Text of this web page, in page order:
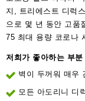
지, 트리에스트 디럭
으로 몇 년 동안 고품
75 최대 용량 코로나
저희가 좋아하는 부분
벽이 두꺼워 매우
모든 아도리니 디